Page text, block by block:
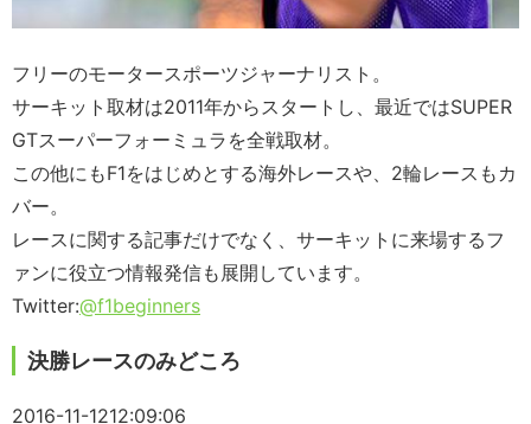
フリーのモータースポーツジャーナリスト。
サーキット取材は2011年からスタートし、最近ではSUPER
GTスーパーフォーミュラを全戦取材。
この他にもF1をはじめとする海外レースや、2輪レースもカ
バー。
レースに関する記事だけでなく、サーキットに来場するフ
ァンに役立つ情報発信も展開しています。
Twitter:@f1beginners
決勝レースのみどころ
2016-11-1212:09:06